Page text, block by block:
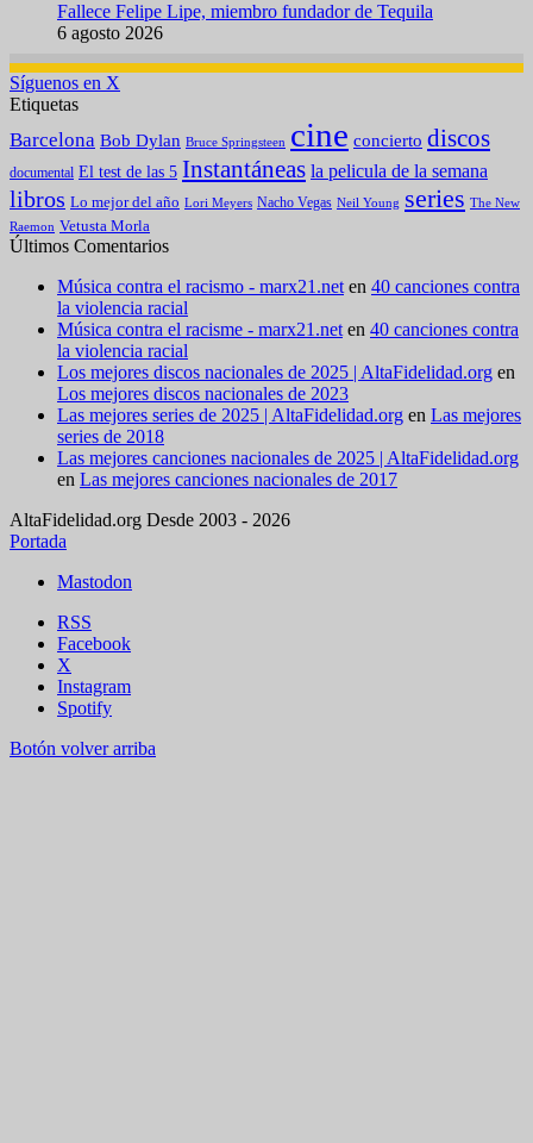
Fallece Felipe Lipe, miembro fundador de Tequila
6 agosto 2026
Síguenos en X
Etiquetas
Barcelona Bob Dylan Bruce Springsteen cine concierto discos
documental El test de las 5 Instantáneas la pelicula de la semana
libros Lo mejor del año Lori Meyers Nacho Vegas Neil Young series The New
Raemon Vetusta Morla
Últimos Comentarios
Música contra el racismo - marx21.neten 40 canciones contra
la violencia racial
Música contra el racisme - marx21.neten 40 canciones contra
la violencia racial
Los mejores discos nacionales de 2025 | AltaFidelidad.org en
Los mejores discos nacionales de 2023
Las mejores series de 2025 | AltaFidelidad.org en Las mejores
series de 2018
Las mejores canciones nacionales de 2025 | AltaFidelidad.org
en Las mejores canciones nacionales de 2017
AltaFidelidad.org Desde 2003 - 2026
Portada
Mastodon
RSS
Facebook
X
Instagram
Spotify
Botón volver arriba